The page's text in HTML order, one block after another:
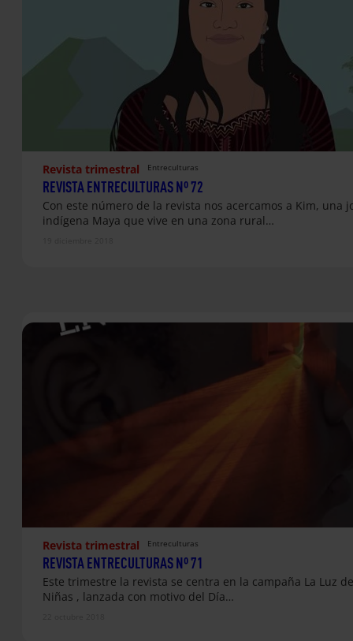
Revista trimestral Entreculturas
REVISTA ENTRECULTURAS Nº 72
Con este número de la revista nos acercamos a Kim, una
indígena Maya que vive en una zona rural…
Revista trimestral Entreculturas
REVISTA ENTRECULTURAS Nº 71
Este trimestre la revista se centra en la campaña La Luz
Niñas , lanzada con motivo del Día…